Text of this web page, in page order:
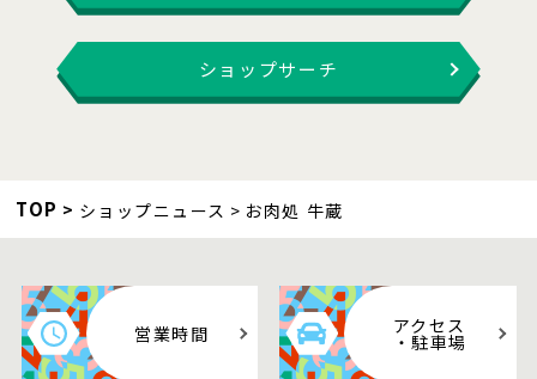
ショップサーチ
TOP ショップニュース お肉処 牛蔵
営業時間 アクセス
・駐車場